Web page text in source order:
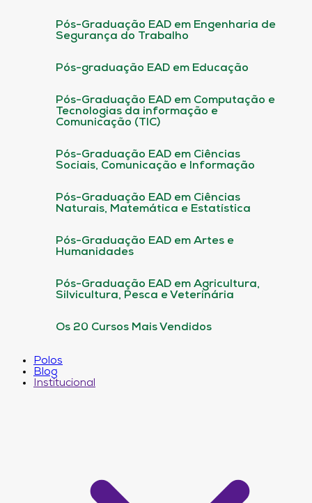
Pós-Graduação EAD em Engenharia de
Segurança do Trabalho
Pós-graduação EAD em Educação
Pós-Graduação EAD em Computação e
Tecnologias da informação e
Comunicação (TIC)
Pós-Graduação EAD em Ciências
Sociais, Comunicação e Informação
Pós-Graduação EAD em Ciências
Naturais, Matemática e Estatística
Pós-Graduação EAD em Artes e
Humanidades
Pós-Graduação EAD em Agricultura,
Silvicultura, Pesca e Veterinária
Os 20 Cursos Mais Vendidos
Polos
Blog
Institucional